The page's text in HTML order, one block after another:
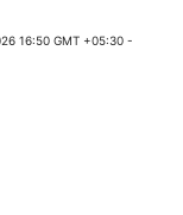
16:50 GMT +05:30 -